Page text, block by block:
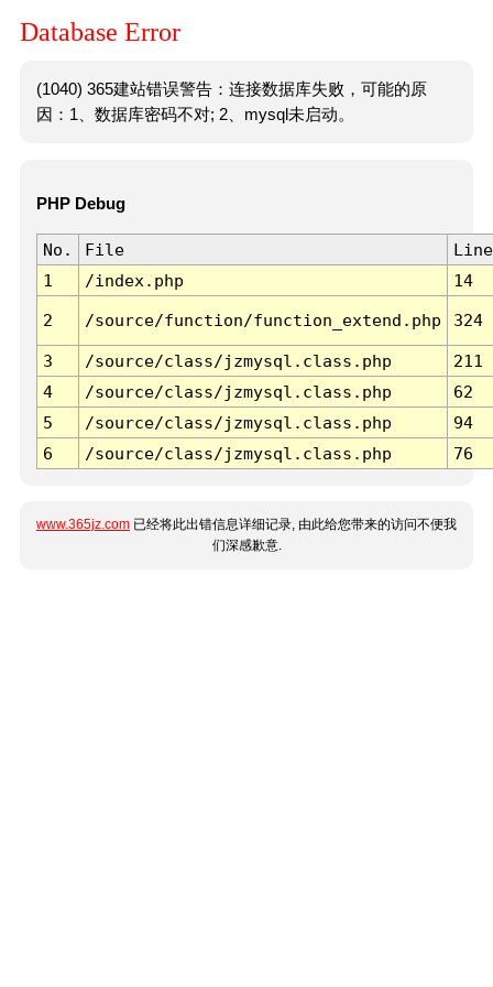
Database Error
(1040) 365建站错误警告：连接数据库失败，可能的原
因：1、数据库密码不对; 2、mysql未启动。
PHP Debug
No. File
Line
1
/index.php 14
2 /source/function/function_extend.php 324
3 /source/class/jzmysql.class.php
211
4
/source/class/jzmysql.class.php
62
5
/source/class/jzmysql.class.php
94
6
/source/class/jzmysql.class.php 76
www.365jz.com 已经将此出错信息详细记录, 由此给您带来的访问不便我
们深感歉意.